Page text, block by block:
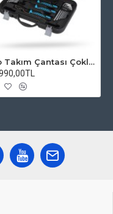
Pro Takım Çantası Çoklu Tamir Seti